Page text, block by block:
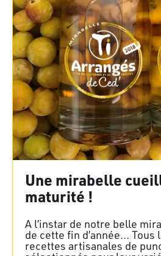
Une mirabelle
maturité !
A l’instar de notre belle
de cette fin d’année…
recettes artisanales de